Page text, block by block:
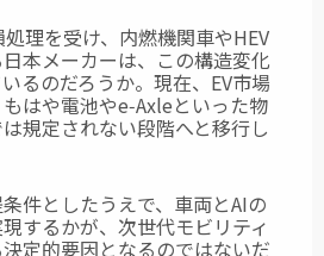
理を受け、内燃機関車やHEV
本メーカーは、この構造変化
るのだろうか。現在、EV市場
はや電池やe‑Axleといった物
規定されない段階へと移行し
件としたうえで、車両とAIの
するかが、次世代モビリティ
定的要因となるのではないだ